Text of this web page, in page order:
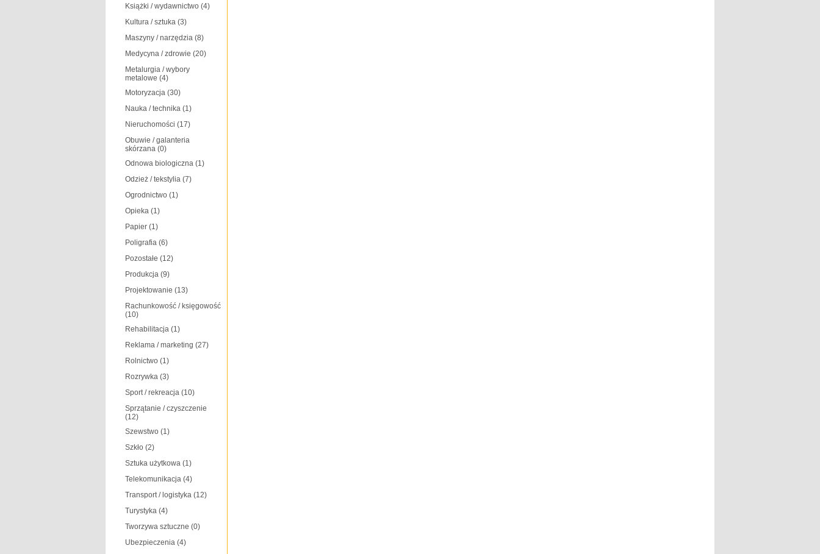
Książki / wydawnictwo (4)
Kultura / sztuka (3)
Maszyny / narzędzia (8)
Medycyna / zdrowie (20)
Metalurgia / wybory
metalowe (4)
Motoryzacja (30)
Nauka / technika (1)
Nieruchomości (17)
Obuwie / galanteria
skórzana (0)
Odnowa biologiczna (1)
Odzież / tekstylia (7)
Ogrodnictwo (1)
Opieka (1)
Papier (1)
Poligrafia (6)
Pozostałe (12)
Produkcja (9)
Projektowanie (13)
Rachunkowość / księgowość
(10)
Rehabilitacja (1)
Reklama / marketing (27)
Rolnictwo (1)
Rozrywka (3)
Sport / rekreacja (10)
Sprzątanie / czyszczenie
(12)
Szewstwo (1)
Szkło (2)
Sztuka użytkowa (1)
Telekomunikacja (4)
Transport / logistyka (12)
Turystyka (4)
Tworzywa sztuczne (0)
Ubezpieczenia (4)